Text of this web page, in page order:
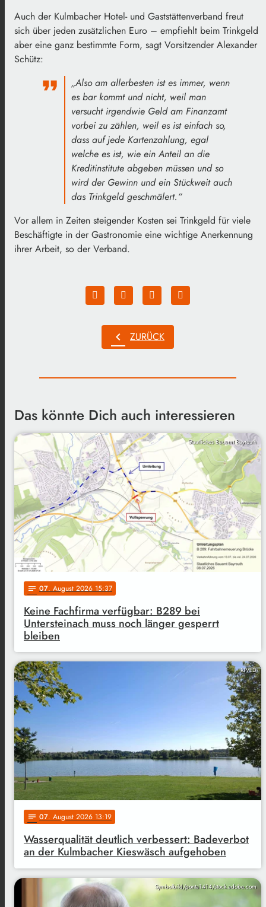
Auch der Kulmbacher Hotel- und Gaststättenverband freut
sich über jeden zusätzlichen Euro – empfiehlt beim Trinkgeld
aber eine ganz bestimmte Form, sagt Vorsitzender Alexander
Schütz:
„Also am allerbesten ist es immer, wenn
es bar kommt und nicht, weil man
versucht irgendwie Geld am Finanzamt
vorbei zu zählen, weil es ist einfach so,
dass auf jede Kartenzahlung, egal
welche es ist, wie ein Anteil an die
Kreditinstitute abgeben müssen und so
wird der Gewinn und ein Stückweit auch
das Trinkgeld geschmälert.“
Vor allem in Zeiten steigender Kosten sei Trinkgeld für viele
Beschäftigte in der Gastronomie eine wichtige Anerkennung
ihrer Arbeit, so der Verband.
chevron_left ZURÜCK
Das könnte Dich auch interessieren
Staatliches Bauamt Bayreuth
notes 07. August 2026 15:37
Keine Fachfirma verfügbar: B289 bei
Untersteinach muss noch länger gesperrt
bleiben
RP/LD
notes 07. August 2026 13:19
Wasserqualität deutlich verbessert: Badeverbot
an der Kulmbacher Kieswäsch aufgehoben
Symbolbild/ponta1414/stock.adobe.com